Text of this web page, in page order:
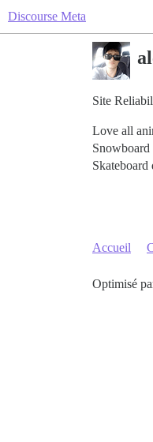
Discourse Meta
Site
Love all
Skateboard
Accueil
Optimisé